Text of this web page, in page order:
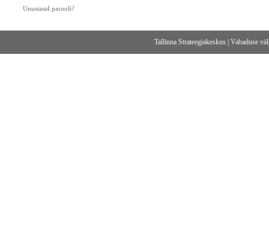
Unustasid parooli?
Tallinna Strateegiakeskus |Vabaduse